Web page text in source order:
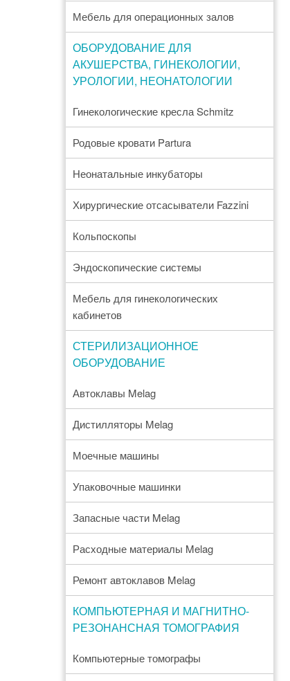
Мебель для операционных залов
ОБОРУДОВАНИЕ ДЛЯ
АКУШЕРСТВА, ГИНЕКОЛОГИИ,
УРОЛОГИИ, НЕОНАТОЛОГИИ
Гинекологические кресла Schmitz
Родовые кровати Partura
Неонатальные инкубаторы
Хирургические отсасыватели Fazzini
Кольпоскопы
Эндоскопические системы
Мебель для гинекологических
кабинетов
СТЕРИЛИЗАЦИОННОЕ
ОБОРУДОВАНИЕ
Автоклавы Melag
Дистилляторы Melag
Моечные машины
Упаковочные машинки
Запасные части Melag
Расходные материалы Melag
Ремонт автоклавов Melag
КОМПЬЮТЕРНАЯ И МАГНИТНО-
РЕЗОНАНСНАЯ ТОМОГРАФИЯ
Компьютерные томографы